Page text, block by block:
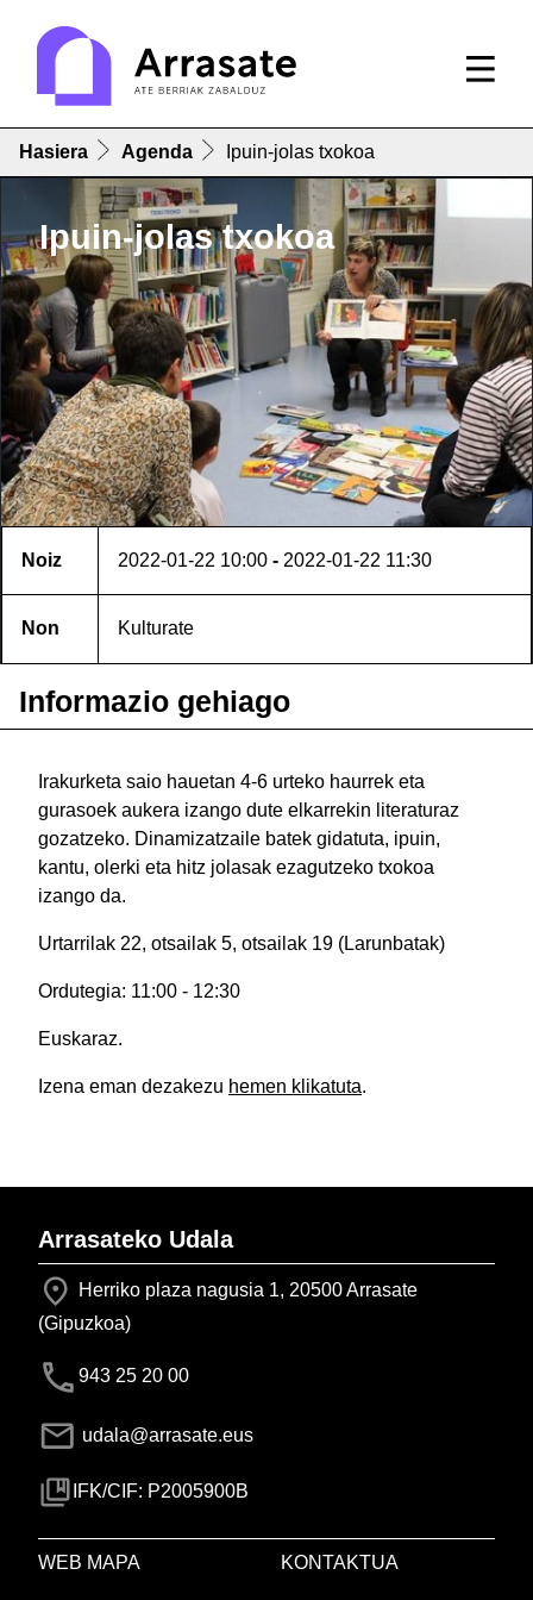
Hasiera Agenda Ipuin-jolas txokoa
Ipuin-jolas txokoa
Noiz 2022-01-22 10:00 - 2022-01-22 11:30
Non Kulturate
Informazio gehiago
Irakurketa saio hauetan 4-6 urteko haurrek eta
gurasoek aukera izango dute elkarrekin literaturaz
gozatzeko. Dinamizatzaile batek gidatuta, ipuin,
kantu, olerki eta hitz jolasak ezagutzeko txokoa
izango da.
Urtarrilak 22, otsailak 5, otsailak 19 (Larunbatak)
Ordutegia: 11:00 - 12:30
Euskaraz.
Izena eman dezakezu hemen klikatuta.
Arrasateko Udala
Herriko plaza nagusia 1, 20500 Arrasate
(Gipuzkoa)
943 25 20 00
udala@arrasate.eus
IFK/CIF: P2005900B
WEB MAPA KONTAKTUA